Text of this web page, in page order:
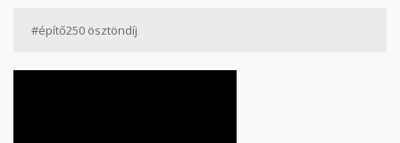
#építő250 ösztöndíj